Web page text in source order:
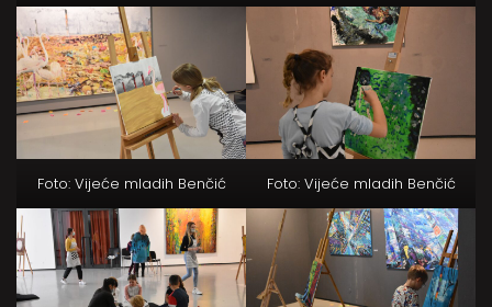
Foto: Vijeće mladih Benčić Foto: Vijeće mladih Benčić